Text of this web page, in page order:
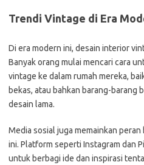
Trendi Vintage di Era
Di era modern ini, desain interior
Banyak orang mulai mencari cara
vintage ke dalam rumah mereka,
bekas, atau bahkan barang-barang
desain lama.
Media sosial juga memainkan
ini. Platform seperti Instagram dan
untuk berbagi ide dan inspirasi